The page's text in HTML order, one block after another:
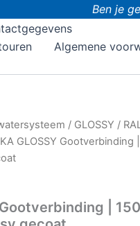
Ben je
Algemene
/ GLOSSY /
GLOSSY Gootverbinding
|